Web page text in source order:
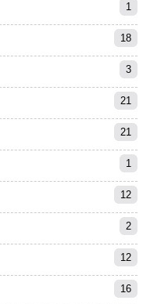
1
18
3
21
21
1
12
2
12
16